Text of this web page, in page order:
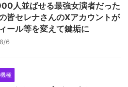
人並ばせる最強女演者だった
皆セレナさんのXアカウントが
ール等を変えて鍵垢に
6
種